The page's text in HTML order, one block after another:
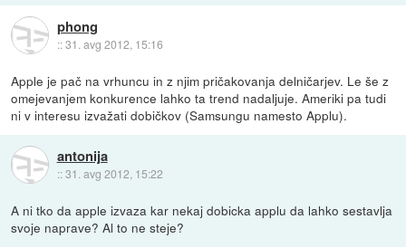
phong
::31. avg 2012, 15:16
Apple je pač na vrhuncu in z njim pričakovanja delničarjev. Le še z
omejevanjem konkurence lahko ta trend nadaljuje. Ameriki pa tudi
ni v interesu izvažati dobičkov (Samsungu namesto Applu).
antonija
::31. avg 2012, 15:22
A ni tko da apple izvaza kar nekaj dobicka applu da lahko sestavlja
svoje naprave? Al to ne steje?